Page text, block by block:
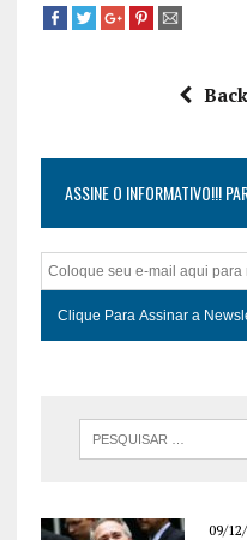
ASSINE O INFORMATIVO!!!
09/